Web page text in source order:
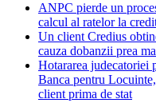
ANPC pierde un
calcul al ratelor la
Un client Credius
cauza dobanzii prea
Hotararea judecatoriei
Banca pentru
client prima de stat